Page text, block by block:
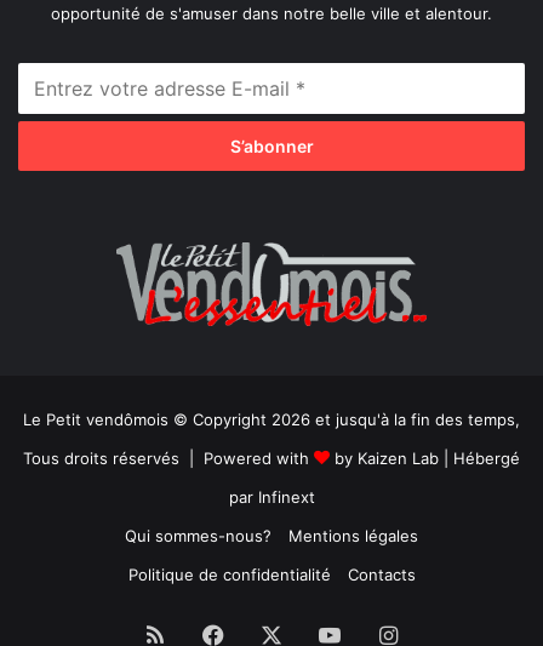
opportunité de s'amuser dans notre belle ville et alentour.
Le Petit vendômois © Copyright 2026 et jusqu'à la fin des temps,
Tous droits réservés | Powered with
by Kaizen Lab | Hébergé
par Infinext
Qui sommes-nous?
Mentions légales
Politique de confidentialité
Contacts
RSS Facebook YouTubeInstagram